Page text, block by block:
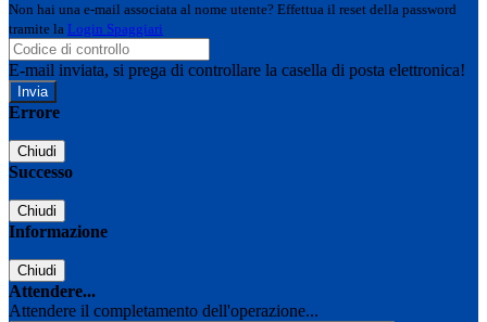
Non hai una e-mail associata al nome utente? Effettua il reset della password
tramite la Login Spaggiari
E-mail inviata, si prega di controllare la casella di posta elettronica!
Errore
Chiudi
Successo
Chiudi
Informazione
Chiudi
Attendere...
Attendere il completamento dell'operazione...